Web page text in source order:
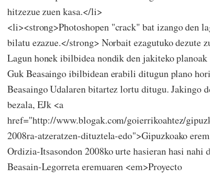
hitzezue zuen kasa.</li>
<li><strong>Photoshopen "crack" bat izango den
bilatu ezazue.</strong> Norbait ezagutuko dezute
Lagun honek ibilbidea nondik den jakiteko planoak
Guk Beasaingo ibilbidean erabili ditugun plano
Beasaingo Udalaren bitartez lortu ditugu. Jakingo
bezala, EJk <a
href="http://www.blogak.com/goierrikoahtez/
2008ra-atzeratzen-dituztela-edo">Gipuzkoako
Ordizia-Itsasondon 2008ko urte hasieran hasi nahi
Beasain-Legorreta eremuaren <em>Proyecto